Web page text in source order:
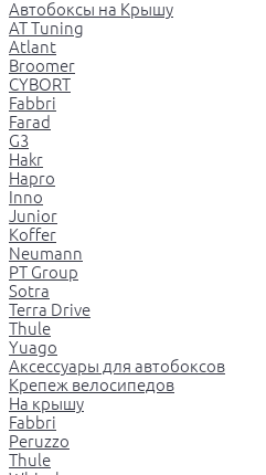
Автобоксы на Крышу
AT Tuning
Atlant
Broomer
CYBORT
Fabbri
Farad
G3
Hakr
Hapro
Inno
Junior
Koffer
Neumann
PT Group
Sotra
Terra Drive
Thule
Yuago
Аксессуары для автобоксов
Крепеж велосипедов
На крышу
Fabbri
Peruzzo
Thule